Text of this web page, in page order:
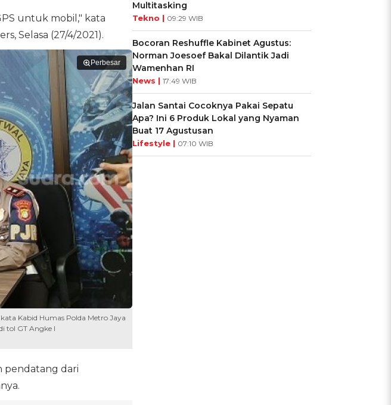
untuk mobil," kata
Selasa (27/4/2021).
Perbesar
Kabid Humas Polda Metro Jaya
tol GT Angke I
pendatang dari
Multitasking
Tekno | 09:29 WIB
Bocoran Reshuffle Kabinet Agustus:
Norman Joesoef Bakal Dilantik Jadi
Wamenhan RI
News | 17:49 WIB
Jalan Santai Cocoknya Pakai Sepatu
Apa? Ini 6 Produk Lokal yang Nyaman
Buat 17 Agustusan
Lifestyle | 07:10 WIB